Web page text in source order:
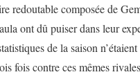
redoutable composée de
ont dû puiser dans leur
de la saison
fois contre ces mêmes